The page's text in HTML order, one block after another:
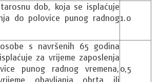
dob, koja se isplaćuje
do polovice punog radnog1.0
s navršenih 65 godina
za vrijeme zaposlenja
punog radnog vremena,
obavljanja obrta ili
0,5